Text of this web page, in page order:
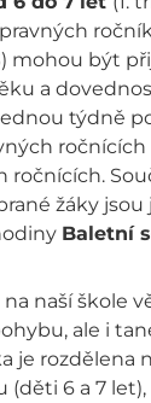
mohou být
a
týdně
ročnících
ročnících.
žáky
Baletní
naší škole
ale i
je rozdělena
6 a 7 let),